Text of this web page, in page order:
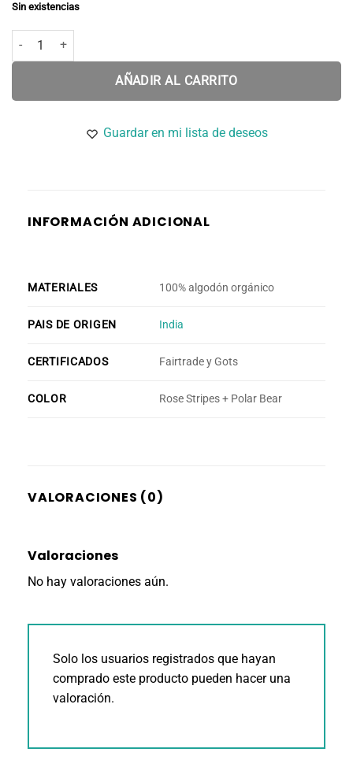
Sin existencias
LONG JOHN RETRO Terry Pijama Polar Bear cantidad
AÑADIR AL CARRITO
Guardar en mi lista de deseos
INFORMACIÓN ADICIONAL
MATERIALES 100% algodón orgánico
PAIS DE ORIGEN India
CERTIFICADOS Fairtrade y Gots
COLOR Rose Stripes + Polar Bear
VALORACIONES (0)
Valoraciones
No hay valoraciones aún.
Solo los usuarios registrados que hayan
comprado este producto pueden hacer una
valoración.